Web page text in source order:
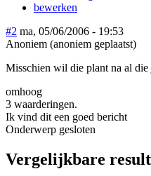
bewerken
#2 ma, 05/06/2006 - 19:53
Anoniem (anoniem geplaatst)
Misschien wil die plant na al die
omhoog
3 waarderingen.
Ik vind dit een goed bericht
Onderwerp gesloten
Vergelijkbare